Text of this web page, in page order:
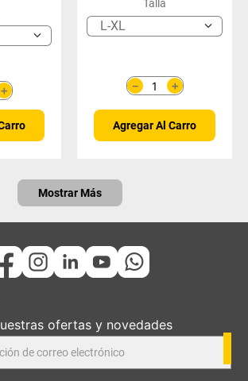
Talla
L-XL
＋
－
Agregar Al Carro
Mostrar Más
ofertas y novedades